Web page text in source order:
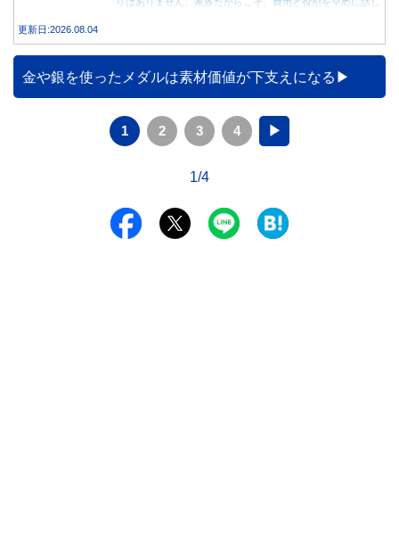
更新日:2026.08.04
金や銀を使ったメダルは素材価値が下支えになる
1 2 3 4 ▶
1/4